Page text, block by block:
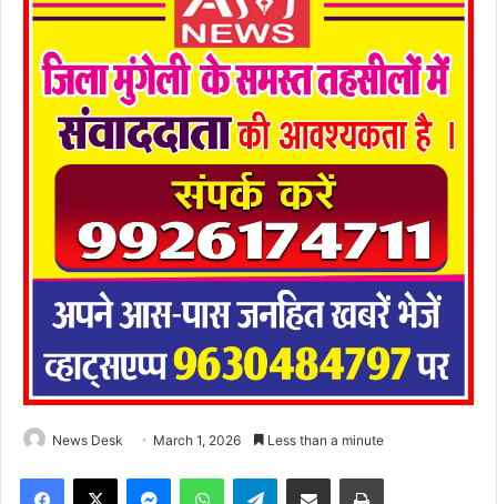
News Desk March 1, 2026 Less than a minute
Facebook
X MessengerWhatsAppTelegramShare via Email Print